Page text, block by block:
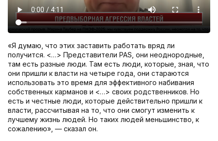
«Я думаю, что этих заставить работать вряд ли
получится. <…> Представители PAS, они неоднородные,
там есть разные люди. Там есть люди, которые, зная, что
они пришли к власти на четыре года, они стараются
использовать это время для эффективного набивания
собственных карманов и <…> своих родственников. Но
есть и честные люди, которые действительно пришли к
власти, рассчитывая на то, что они смогут изменить к
лучшему жизнь людей. Но таких людей меньшинство, к
сожалению», — сказал он.